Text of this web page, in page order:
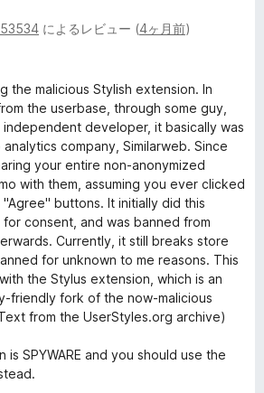
によるレビュー (4ヶ月前)
the malicious Stylish extension. In
the userbase, through some guy,
developer, it basically was
company, Similarweb. Since
your entire non-anonymized
with them, assuming you ever clicked
buttons. It initially did this
consent, and was banned from
Currently, it still breaks store
for unknown to me reasons. This
the Stylus extension, which is an
friendly fork of the now-malicious
from the UserStyles.org archive)
is SPYWARE and you should use the